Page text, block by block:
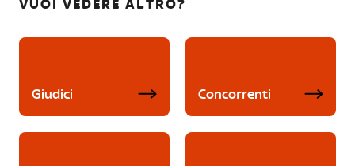
VUOI VEDERE ALTRO?
Giudici Concorrenti